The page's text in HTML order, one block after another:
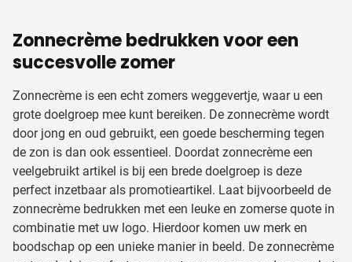
Zonnecrème bedrukken voor een
succesvolle zomer
Zonnecrème is een echt zomers weggevertje, waar u een
grote doelgroep mee kunt bereiken. De zonnecrème wordt
door jong en oud gebruikt, een goede bescherming tegen
de zon is dan ook essentieel. Doordat zonnecrème een
veelgebruikt artikel is bij een brede doelgroep is deze
perfect inzetbaar als promotieartikel. Laat bijvoorbeeld de
zonnecrème bedrukken met een leuke en zomerse quote in
combinatie met uw logo. Hierdoor komen uw merk en
boodschap op een unieke manier in beeld. De zonnecrème